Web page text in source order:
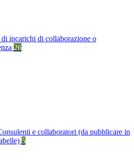
incarichi di collaborazione o
26
e collaboratori (da pubblicare in
5